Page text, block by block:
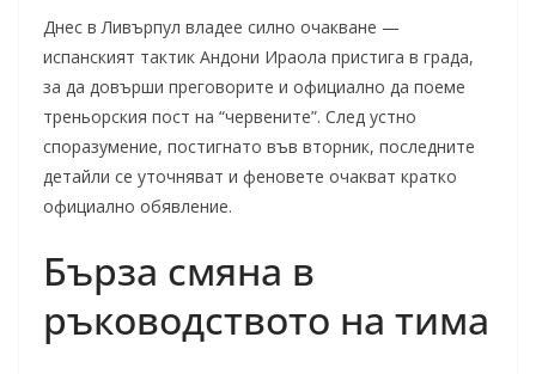
Днес в Ливърпул владeе силно очакване —
испанският тактик Андони Ираола пристига в града,
за да довърши преговорите и официално да поеме
треньорския пост на “червените”. След устно
споразумение, постигнато във вторник, последните
детайли се уточняват и феновете очакват кратко
официално обявление.
Бърза смяна в
ръководството на тима